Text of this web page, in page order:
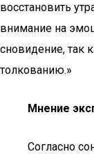
восстановить
внимание на
сновидение, так
толкованию.»
Мнение
Согласно